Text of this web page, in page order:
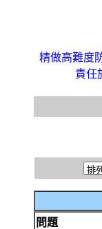
精做高難度
責任
問題